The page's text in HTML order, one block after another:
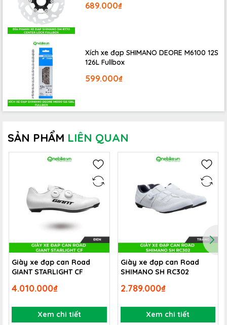
chuyên nghiệp tin tưởng và lựa chọn. Nón
FIXTUREđược thiết kế chắc chắn và bền bỉ giúp đảm
bảo an toàn cho người đạp trong suốt hành trình đạp
Thiết kế đậm chất thể thao mang lại phong cách đạp
xe leo núi mạnh mẽ, có thiết kế phóng khoáng, nhỏ gọn,
cùng 18 lỗ thoát khí giúp da đầu luôn thoáng mát không
gây bí bức tạo cảm giác thư giãn khi đạp xe.
689.000₫
Xích xe đạp SHIMANO DEORE M6100 12S
126L Fullbox
599.000₫
SẢN PHẨM LIÊN QUAN
Giày xe đạp can Road
GIANT STARLIGHT CF
4.010.000₫
Xem chi tiết
Giày xe đạp can Road
SHIMANO SH RC302
2.789.000₫
Xem chi tiết